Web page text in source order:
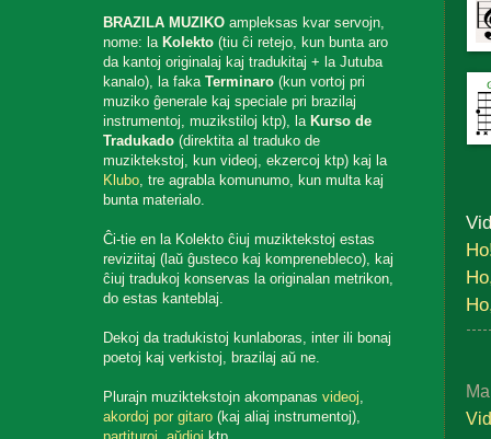
BRAZILA MUZIKO ampleksas kvar servojn,
nome: la Kolekto (tiu ĉi retejo, kun bunta aro
da kantoj originalaj kaj tradukitaj + la Jutuba
kanalo), la fakaTerminaro (kun vortoj pri
muziko ĝenerale kaj speciale pri brazilaj
instrumentoj, muzikstiloj ktp), la Kurso de
Tradukado (direktita al traduko de
muziktekstoj, kun videoj, ekzercoj ktp) kaj la
Klubo, tre agrabla komunumo, kun multa kaj
bunta materialo.
Ĉi-tie en la Kolekto ĉiuj muziktekstoj estas
reviziitaj (laŭ ĝusteco kaj komprenebleco), kaj
ĉiuj tradukoj konservas la originalan metrikon,
do estas kanteblaj.
Dekoj da tradukistoj kunlaboras, inter ili bonaj
poetoj kaj verkistoj, brazilaj aŭ ne.
Plurajn muziktekstojn akompanasvideoj,
akordoj por gitaro (kaj aliaj instrumentoj),